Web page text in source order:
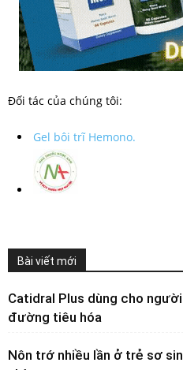
Đối tác của chúng tôi:
Gel bôi trĩ Hemono.
Bài viết mới
Catidral Plus dùng cho
đường tiêu hóa
Nôn trớ nhiều lần ở trẻ sơ